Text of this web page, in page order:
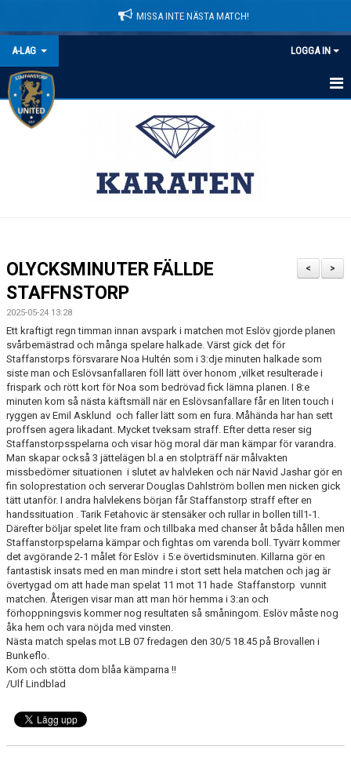
MISSA INTE NÄSTA MATCH!
A-LAG LOGGA IN
HEM
BILDGALLERI
DOKUMENT
KONTAKT
MEDLEMSTIPS
EM / VM TIPS
>
<
OLYCKSMINUTER FÄLLDE
STAFFNSTORP
2025-05-24 13:28
Ett kraftigt regn timman innan avspark i matchen mot Eslöv gjorde planen
svårbemästrad och många spelare halkade. Värst gick det för
Staffanstorps försvarare Noa Hultén som i 3:dje minuten halkade som
siste man och Eslövsanfallaren föll lätt över honom ,vilket resulterade i
frispark och rött kort för Noa som bedrövad fick lämna planen. I 8:e
minuten kom så nästa käftsmäll när en Eslövsanfallare får en liten touch i
ryggen av Emil Asklund och faller lätt som en fura. Måhända har han sett
proffsen agera likadant. Mycket tveksam straff. Efter detta reser sig
Staffanstorpsspelarna och visar hög moral där man kämpar för varandra.
Man skapar också 3 jättelägen bl.a en stolpträff när målvakten
missbedömer situationen i slutet av halvleken och när Navid Jashar gör en
fin soloprestation och serverar Douglas Dahlström bollen men nicken gick
tätt utanför. I andra halvlekens början får Staffanstorp straff efter en
handssituation . Tarik Fetahovic är stensäker och rullar in bollen till1-1.
Därefter böljar spelet lite fram och tillbaka med chanser åt båda hållen men
Staffanstorpspelarna kämpar och fightas om varenda boll. Tyvärr kommer
det avgörande 2-1 målet för Eslöv i 5:e övertidsminuten. Killarna gör en
fantastisk insats med en man mindre i stort sett hela matchen och jag är
övertygad om att hade man spelat 11 mot 11 hade Staffanstorp vunnit
matchen. Återigen visar man att man hör hemma i 3:an och
förhoppningsvis kommer nog resultaten så småningom. Eslöv måste nog
åka hem och vara nöjda med vinsten.
Nästa match spelas mot LB 07 fredagen den 30/5 18.45 på Brovallen i
Bunkeflo.
Kom och stötta dom blåa kämparna !!
/Ulf Lindblad